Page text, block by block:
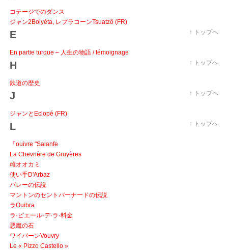
コテージでのダンス
ジャン2Bolyèta, レプラコーンTsuatzô (FR)
↑ トップへ
E
En partie turque – 人生の物語 / témoignage
↑ トップへ
H
鉄道の歴史
↑ トップへ
J
ジャンとEclopé (FR)
↑ トップへ
L
「ouivre "Salanfe
La Chevrière de Gruyères
雌オオカミ
使い手D'Arbaz
バレーの伝説
マントンのセントバーナードの伝説
ラOuibra
ラ·ピエール·デ·ラ·料金
悪魔の石
ワイバーンVouvry
Le « Pizzo Castello »